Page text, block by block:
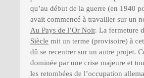
qu’au début de la guerre (en 1940
avait commencé à travailler sur un
Au Pays de l’Or Noir. La fermeture
Siècle mit un terme (provisoire) à
dû se recentrer sur un autre projet.
dominée par une crise majeure et
les retombées de l’occupation